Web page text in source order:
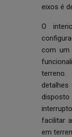
eixos é
O
com
facilitar
em